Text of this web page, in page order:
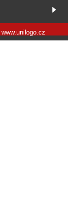
www.unilogo.cz